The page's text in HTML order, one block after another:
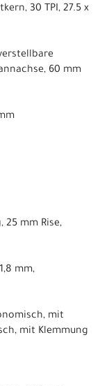
30 TPI, 27.5 x
60 mm
25 mm Rise,
mm,
mit
mit Klemmung